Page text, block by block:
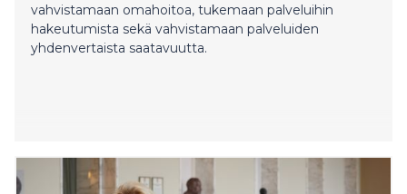
vahvistamaan omahoitoa, tukemaan palveluihin
hakeutumista sekä vahvistamaan palveluiden
yhdenvertaista saatavuutta.